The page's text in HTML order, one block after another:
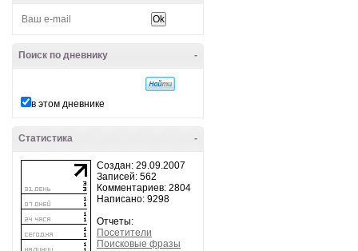
-
Поиск по дневнику
в этом дневнике
-
Статистика
Создан: 29.09.2007
Записей: 562
Комментариев: 2804
Написано: 9298
Отчеты:
Посетители
Поисковые фразы